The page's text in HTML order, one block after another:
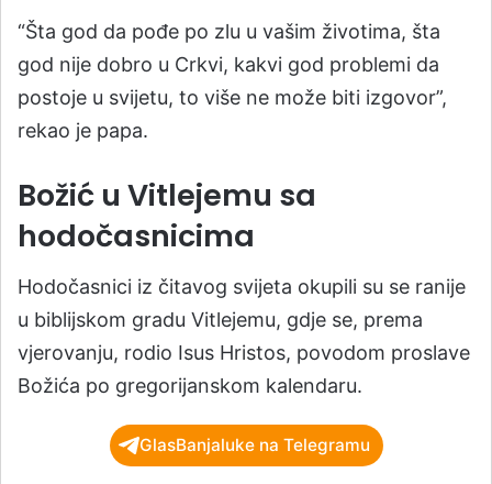
“Šta god da pođe po zlu u vašim životima, šta
god nije dobro u Crkvi, kakvi god problemi da
postoje u svijetu, to više ne može biti izgovor”,
rekao je papa.
Božić u Vitlejemu sa
hodočasnicima
Hodočasnici iz čitavog svijeta okupili su se ranije
u biblijskom gradu Vitlejemu, gdje se, prema
vjerovanju, rodio Isus Hristos, povodom proslave
Božića po gregorijanskom kalendaru.
GlasBanjaluke na Telegramu